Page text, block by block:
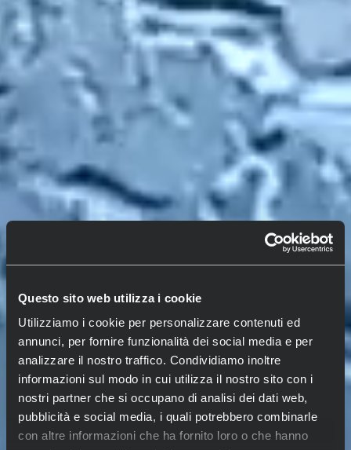
Questo sito web utilizza i cookie
Utilizziamo i cookie per personalizzare contenuti ed
annunci, per fornire funzionalità dei social media e per
analizzare il nostro traffico. Condividiamo inoltre
informazioni sul modo in cui utilizza il nostro sito con i
nostri partner che si occupano di analisi dei dati web,
pubblicità e social media, i quali potrebbero combinarle
con altre informazioni che ha fornito loro o che hanno